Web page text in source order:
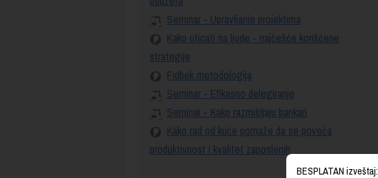
BESPLATAN izveštaj:
Seminar - Upravljanje projektima
Kako uticati na ljude - najčešće korišćene
strategije
Fidbek metodologija
Seminar - Efikasno delegiranje
Seminar - Kako razmišljaju bankari
Kako rad od kuće pomaže da se poveća
produktivnost i kvalitet zaposlenih